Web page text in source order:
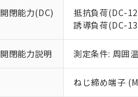
開閉能力(DC)
抵抗負荷(DC-
誘導負荷(DC-
開閉能力説明 測定条件: 周囲
ねじ締め端子
マイパ
ている
お客様
が、当
さい。
※当社
いる
※3 非含有
下記の非含
「ｅ」：有
「10」：通
味します。
白